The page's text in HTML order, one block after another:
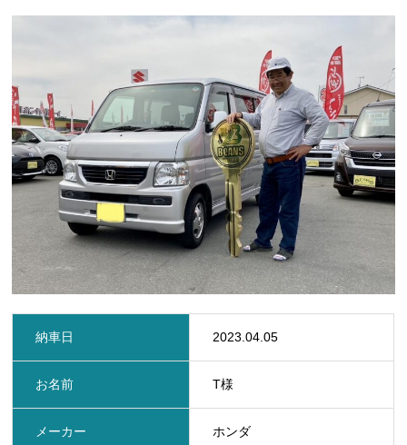
ビーンズMyカーリース
レッカー
レンタカー
在庫車一覧
新着情報 サイトマップ
納車日 2023.04.05
お名前 T様
メーカー ホンダ